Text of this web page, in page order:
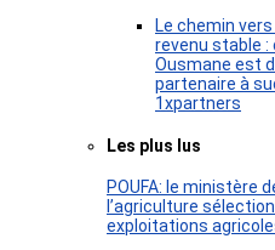
Le chemin vers
revenu stable
Ousmane est
partenaire à
1xpartners
Les plus lus
POUFA: le ministère
l’agriculture
exploitations